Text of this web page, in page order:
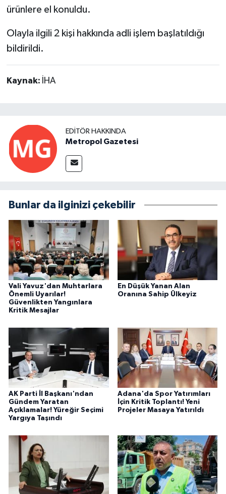
ürünlere el konuldu.
Olayla ilgili 2 kişi hakkında adli işlem başlatıldığı
bildirildi.
Kaynak: İHA
EDITÖR HAKKINDA
Metropol Gazetesi
Bunlar da ilginizi çekebilir
Vali Yavuz'dan Muhtarlara
Önemli Uyarılar!
Güvenlikten Yangınlara
Kritik Mesajlar
En Düşük Yanan Alan
Oranına Sahip Ülkeyiz
AK Parti İl Başkanı'ndan
Gündem Yaratan
Açıklamalar! Yüreğir Seçimi
Yargıya Taşındı
Adana'da Spor Yatırımları
İçin Kritik Toplantı! Yeni
Projeler Masaya Yatırıldı